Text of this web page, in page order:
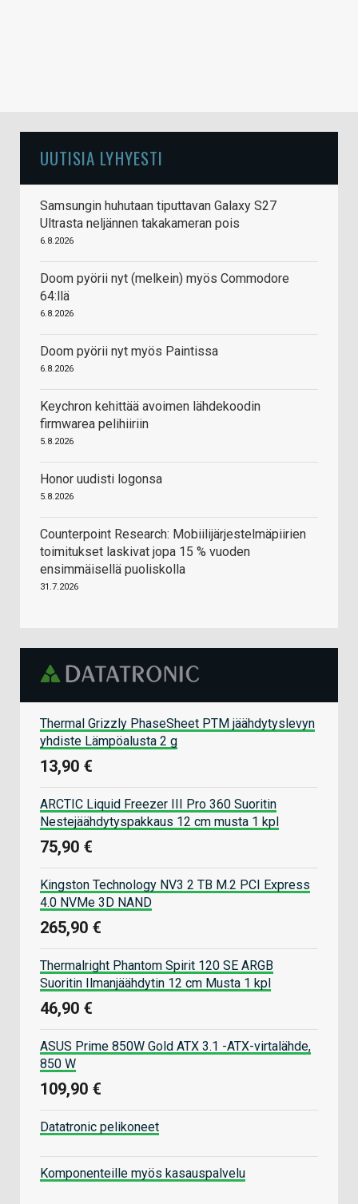
UUTISIA LYHYESTI
Samsungin huhutaan tiputtavan Galaxy S27
Ultrasta neljännen takakameran pois
6.8.2026
Doom pyörii nyt (melkein) myös Commodore
64:llä
6.8.2026
Doom pyörii nyt myös Paintissa
6.8.2026
Keychron kehittää avoimen lähdekoodin
firmwarea pelihiiriin
5.8.2026
Honor uudisti logonsa
5.8.2026
Counterpoint Research: Mobiilijärjestelmäpiirien
toimitukset laskivat jopa 15 % vuoden
ensimmäisellä puoliskolla
31.7.2026
Thermal Grizzly PhaseSheet PTM jäähdytyslevyn
yhdiste Lämpöalusta 2 g
13,90 €
ARCTIC Liquid Freezer III Pro 360 Suoritin
Nestejäähdytyspakkaus 12 cm musta 1 kpl
75,90 €
Kingston Technology NV3 2 TB M.2 PCI Express
4.0 NVMe 3D NAND
265,90 €
Thermalright Phantom Spirit 120 SE ARGB
Suoritin Ilmanjäähdytin 12 cm Musta 1 kpl
46,90 €
ASUS Prime 850W Gold ATX 3.1 -ATX-virtalähde,
850 W
109,90 €
Datatronic pelikoneet
Komponenteille myös kasauspalvelu